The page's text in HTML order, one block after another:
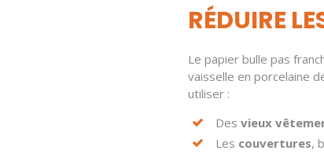
RÉDUIRE
Le papier bulle pas
vaisselle en porcelaine
utiliser :
Des vieux
Les couvertures,